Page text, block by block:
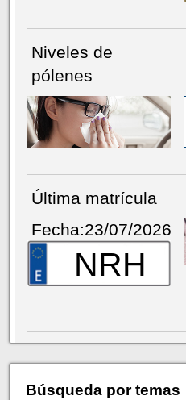
Niveles de
pólenes
Última matrícula
Fecha:23/07/2026
NRH
Búsqueda por temas